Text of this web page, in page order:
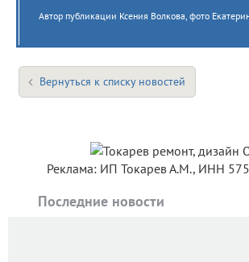
Автор публикации Ксения Волкова, фото
Вернуться к списку новостей
Реклама: ИП Токарев А.М., ИНН
Последние новости